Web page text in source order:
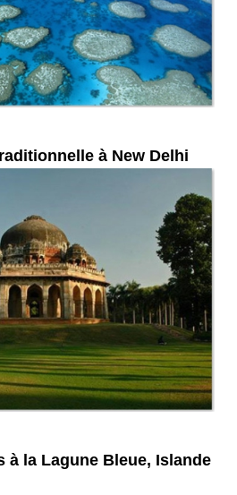
à New Delhi
à la Lagune Bleue, Islande